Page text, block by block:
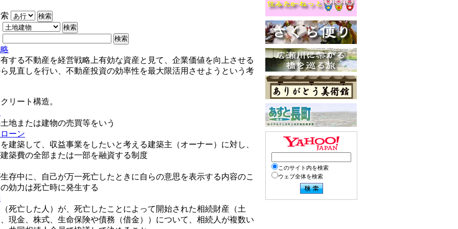
する不動産を経営戦略上有効な資産と見て、企業価値を向上させる
見直しを行い、不動産投資の効率性を最大限活用させようという考
リート構造。
地または建物の売買等をいう
ーン
建築して、収益事業をしたいと考える建築主（オーナー）に対し、
築費の全部または一部を融資する制度
存中に、自己が万一死亡したときに自らの意思を表示する内容のこ
効力は死亡時に発生する
死亡した人）が、死亡したことによって開始された相続財産（土
現金、株式、生命保険や債務（借金））について、相続人が複数い
このサイト内を検索
ウェブ全体を検索